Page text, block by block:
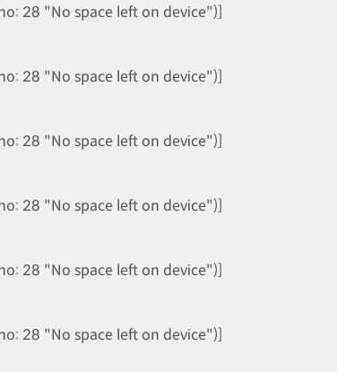
28 "No space left on device")]
28 "No space left on device")]
28 "No space left on device")]
28 "No space left on device")]
28 "No space left on device")]
28 "No space left on device")]